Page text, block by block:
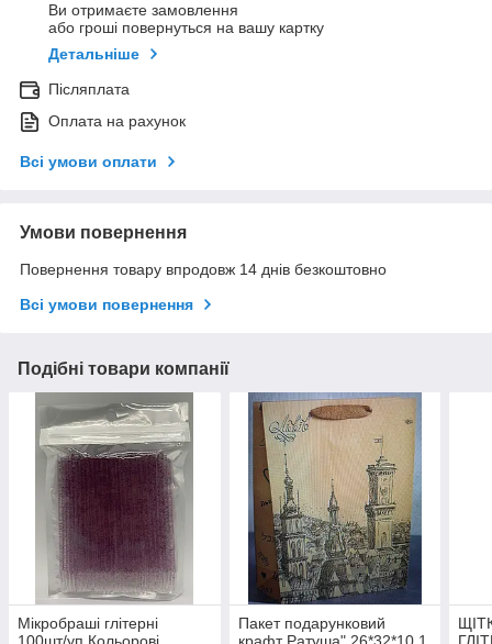
Ви отримаєте замовлення
або гроші повернуться на вашу картку
Детальніше
Післяплата
Оплата на рахунок
Всі умови оплати
Умови повернення
Повернення товару впродовж 14 днів безкоштовно
Всі умови повернення
Подібні товари компанії
Мікробраші глітерні
Пакет подарунковий